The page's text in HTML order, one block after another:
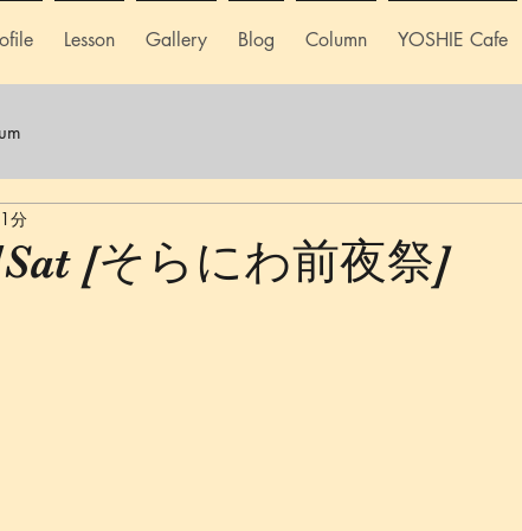
Lesson Gallery Blog Column YOSHIE Cafe
Sat [そらにわ前夜祭]
分